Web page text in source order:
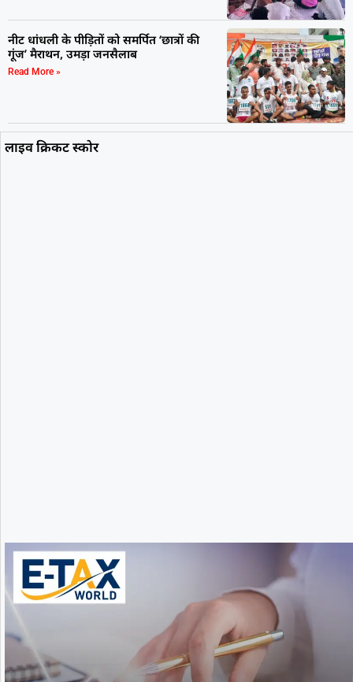
नीट धांधली के पीड़ितों को समर्पित ‘छात्रों की
गूंज’ मैराथन, उमड़ा जनसैलाब
Read More »
लाइव क्रिकट स्कोर